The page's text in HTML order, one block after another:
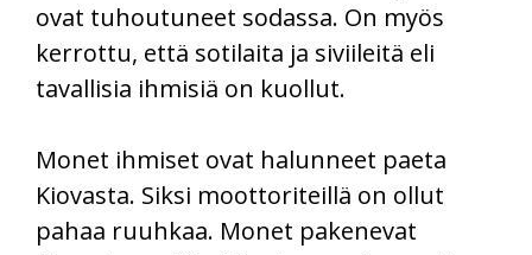
ovat tuhoutuneet sodassa. On myös
kerrottu, että sotilaita ja siviileitä eli
tavallisia ihmisiä on kuollut.
Monet ihmiset ovat halunneet paeta
Kiovasta. Siksi moottoriteillä on ollut
pahaa ruuhkaa. Monet pakenevat